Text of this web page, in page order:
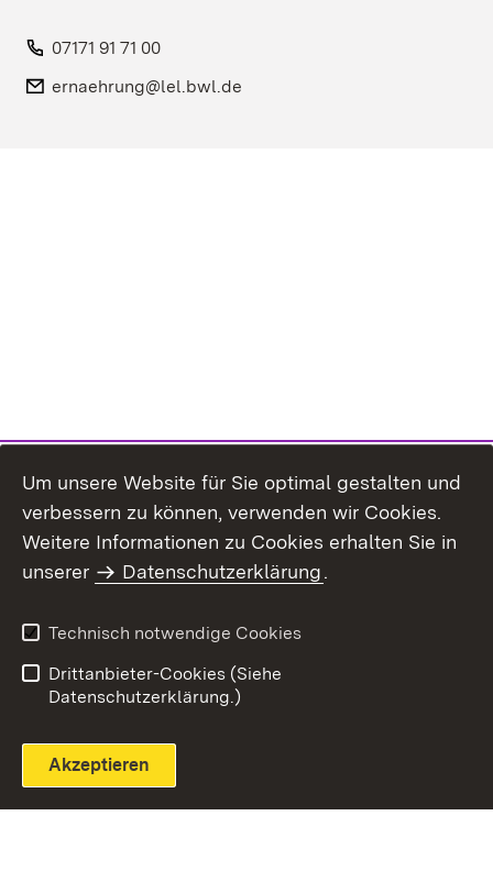
Telefon:
07171 91 71 00
E-Mail:
ernaehrung@lel.bwl.de
Themenübersicht
Um unsere Website für Sie optimal gestalten und
verbessern zu können, verwenden wir Cookies.
Weitere Informationen zu Cookies erhalten Sie in
unserer
Datenschutzerklärung.
Technisch notwendige Cookies
Drittanbieter-Cookies (Siehe
Datenschutzerklärung.)
Akzeptieren